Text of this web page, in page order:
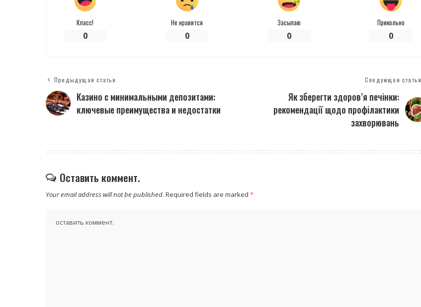
Класс!
0
Не нравится
0
Засыпаю
0
Прикольно
0
Предыдущая статья
Казино с минимальными депозитами:
ключевые преимущества и недостатки
Следующая статья
Як зберегти здоров’я печінки:
рекомендації щодо профілактики
захворювань
Оставить коммент.
Your email address will not be published. Required fields are marked *